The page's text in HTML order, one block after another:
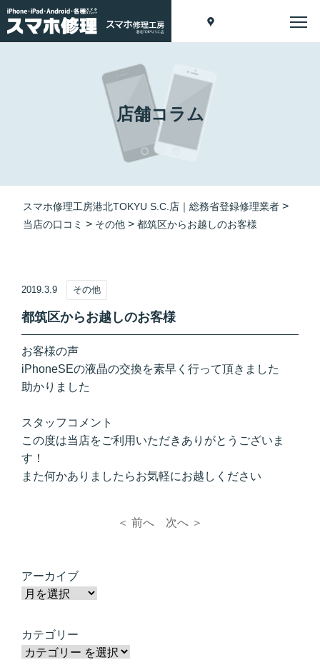
店舗コラム
スマホ修理工房港北TOKYU S.C.店｜総務省登録修理業者 >
当店の口コミ > その他 > 都筑区からお越しのお客様
2019.3.9 その他
都筑区からお越しのお客様
お客様の声
iPhoneSEの液晶の交換を素早く行って頂きました
助かりました
スタッフコメント
この度は当店をご利用いただきありがとうございま
す！
また何かありましたらお気軽にお越しください
＜ 前へ 次へ ＞
アーカイブ
カテゴリー